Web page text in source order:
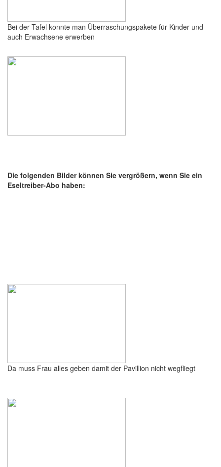
Bei der Tafel konnte man Überraschungspakete für Kinder und
auch Erwachsene erwerben
Die folgenden Bilder können Sie vergrößern, wenn Sie ein
Eseltreiber-Abo haben:
Da muss Frau alles geben damit der Pavillion nicht wegfliegt